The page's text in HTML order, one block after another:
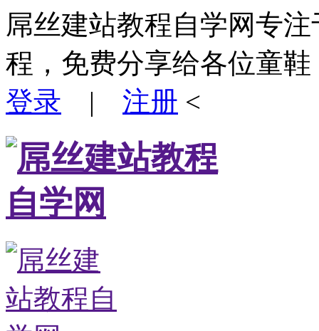
屌丝建站教程自学网专
程，免费分享给各位童
登录 | 注册 <